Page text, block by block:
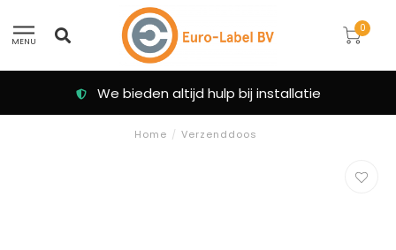
MENU
0
We bieden altijd hulp bij installatie
Home / Verzenddoos